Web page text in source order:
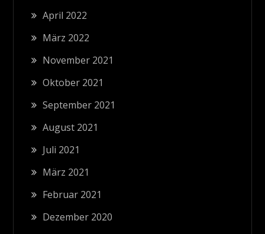
April 2022
März 2022
November 2021
Oktober 2021
September 2021
August 2021
Juli 2021
März 2021
Februar 2021
Dezember 2020